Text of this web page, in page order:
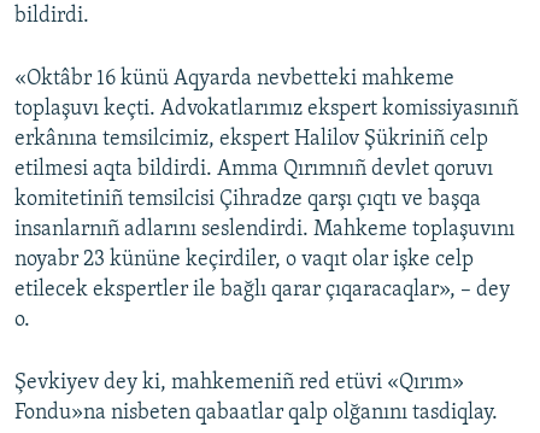
bildirdi.
«Oktâbr 16 künü Aqyarda nevbetteki mahkeme
toplaşuvı keçti. Advokatlarımız ekspert komissiyasınıñ
erkânına temsilcimiz, ekspert Halilov Şükriniñ celp
etilmesi aqta bildirdi. Amma Qırımnıñ devlet qoruvı
komitetiniñ temsilcisi Çihradze qarşı çıqtı ve başqa
insanlarnıñ adlarını seslendirdi. Mahkeme toplaşuvını
noyabr 23 kününe keçirdiler, o vaqıt olar işke celp
etilecek ekspertler ile bağlı qarar çıqaracaqlar», – dey
o.
Şevkiyev dey ki, mahkemeniñ red etüvi «Qırım»
Fondu»na nisbeten qabaatlar qalp olğanını tasdiqlay.